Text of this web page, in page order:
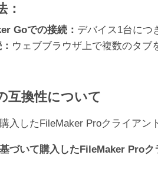
：
Goでの接続： デバイス1台につ
ウェブブラウザ上で複数のタブ
互換性について
入したFileMaker Proクライア
づいて購入したFileMaker Pro